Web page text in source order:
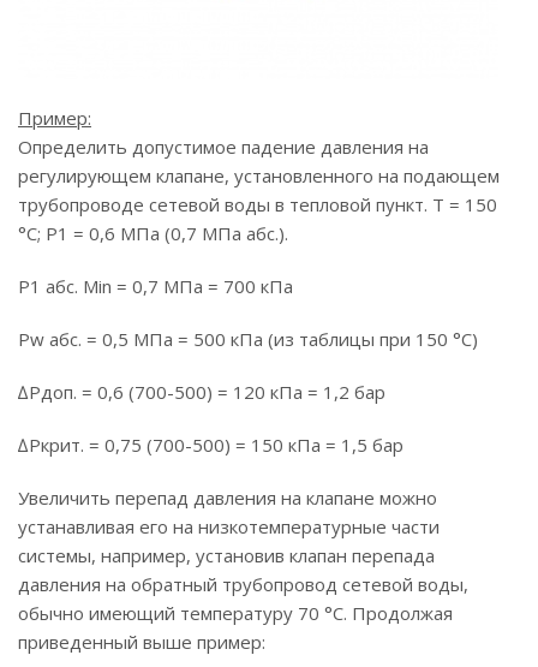
Пример:
Определить допустимое падение давления на
регулирующем клапане, установленного на подающем
трубопроводе сетевой воды в тепловой пункт. Т = 150
°С; P1 = 0,6 МПа (0,7 МПа абc.).
P1 абс. Min = 0,7 МПа = 700 кПа
Pw абс. = 0,5 МПа = 500 кПа (из таблицы при 150 °С)
∆Pдоп. = 0,6 (700-500) = 120 кПа = 1,2 бар
∆Pкрит. = 0,75 (700-500) = 150 кПа = 1,5 бар
Увеличить перепад давления на клапане можно
устанавливая его на низкотемпературные части
системы, например, установив клапан перепада
давления на обратный трубопровод сетевой воды,
обычно имеющий температуру 70 °С. Продолжая
приведенный выше пример: